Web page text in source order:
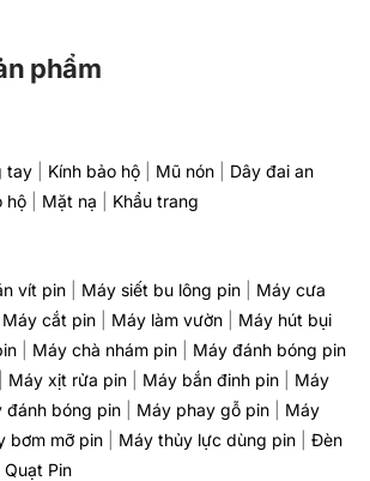
phẩm
tay Kính bảo hộ Mũ nón
Dây đai an
hộ Mặt nạ Khẩu trang
vít pin Máy siết bu lông pin
Máy cưa
Máy cắt pin Máy làm vườn
Máy hút bụi
Máy chà nhám pin
Máy đánh bóng pin
Máy xịt rửa pin Máy bắn đinh pin
Máy
đánh bóng pin Máy phay gỗ pin
Máy
bơm mỡ pin Máy thủy lực dùng pin
Đèn
Quạt Pin